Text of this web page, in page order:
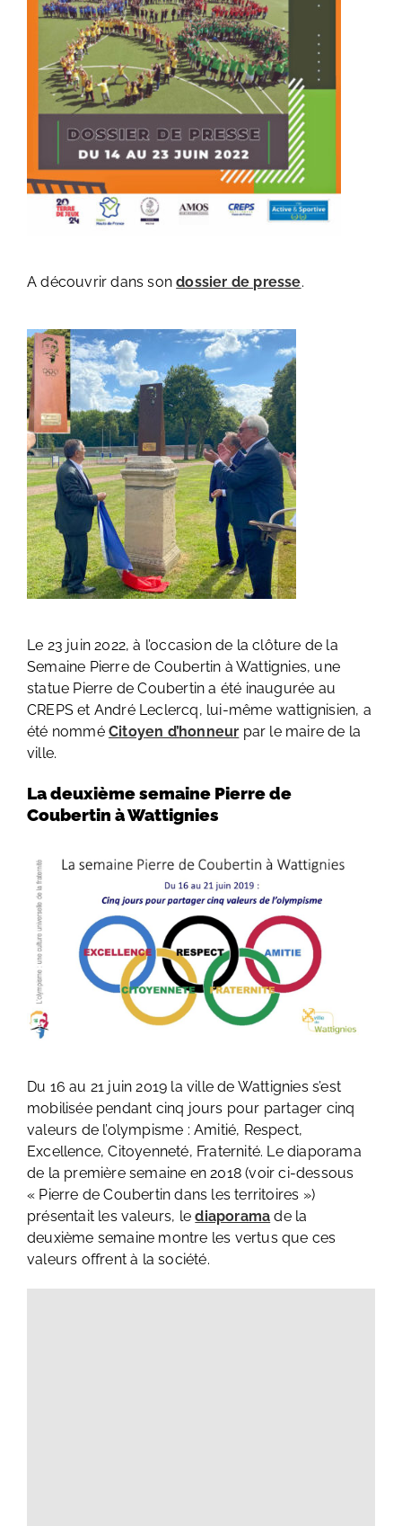
A découvrir dans sondossier de presse.
Le 23 juin 2022, à l’occasion de la clôture de la
Semaine Pierre de Coubertin à Wattignies, une
statue Pierre de Coubertin a été inaugurée au
CREPS et André Leclercq, lui-même wattignisien, a
été nommé Citoyen d’honneur par le maire de la
ville.
La deuxième semaine Pierre de
Coubertin à Wattignies
Du 16 au 21 juin 2019 la ville de Wattignies s’est
mobilisée pendant cinq jours pour partager cinq
valeurs de l’olympisme : Amitié, Respect,
Excellence, Citoyenneté, Fraternité. Le diaporama
de la première semaine en 2018 (voir ci-dessous
« Pierre de Coubertin dans les territoires »)
présentait les valeurs, lediaporama de la
deuxième semaine montre les vertus que ces
valeurs offrent à la société.